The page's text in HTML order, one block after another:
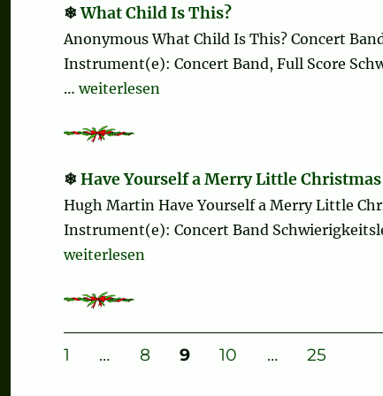
What Child Is This?
Anonymous What Child Is This? Concert
Instrument(e): Concert Band, Full Score
…„What Child Is This?“
weiterlesen
Have Yourself a Merry Little
Hugh Martin Have Yourself a Merry Little
Instrument(e): Concert Band
„Have Yourself a Merry Little Christmas
weiterlesen
Seitennummerierung
SEITE
1 … SEITE
8 SEITE
9 SEITE
10 … SEITE
25